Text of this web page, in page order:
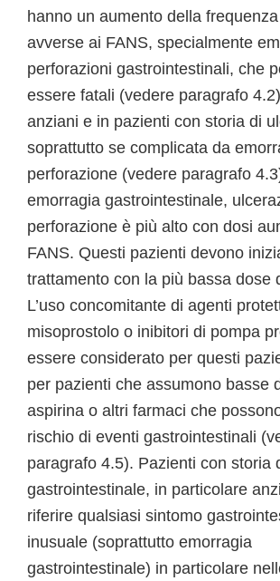
hanno un aumento della
avverse ai FANS, specialmente
perforazioni gastrointestinali, che
essere fatali (vedere paragrafo
anziani e in pazienti con storia di
soprattutto se complicata da
perforazione (vedere paragrafo
emorragia gastrointestinale,
perforazione è più alto con dosi
FANS. Questi pazienti devono
trattamento con la più bassa dose
L’uso concomitante di agenti
misoprostolo o inibitori di pompa
essere considerato per questi
per pazienti che assumono basse
aspirina o altri farmaci che
rischio di eventi gastrointestinali
paragrafo 4.5). Pazienti con storia
gastrointestinale, in particolare
riferire qualsiasi sintomo
inusuale (soprattutto emorragia
gastrointestinale) in particolare